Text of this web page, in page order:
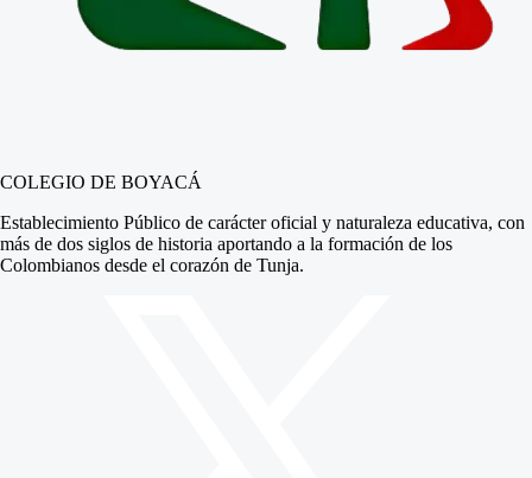
COLEGIO DE BOYACÁ
Establecimiento Público de carácter oficial y naturaleza educativa, con
más de dos siglos de historia aportando a la formación de los
Colombianos desde el corazón de Tunja.